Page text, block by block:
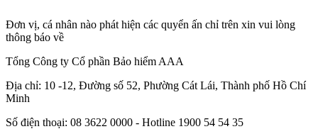
Đơn vị, cá nhân nào phát hiện các quyển ấn chỉ trên xin vui lòng
thông báo về
Tổng Công ty Cổ phần Bảo hiểm AAA
Địa chỉ: 10 -12, Đường số 52, Phường Cát Lái, Thành phố Hồ Chí
Minh
Số điện thoại: 08 3622 0000 - Hotline 1900 54 54 35